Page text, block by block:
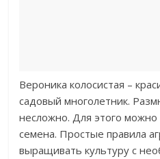
Вероника колосистая –
садовый многолетник.
несложно. Для этого можно
семена. Простые правила
выращивать культуру с